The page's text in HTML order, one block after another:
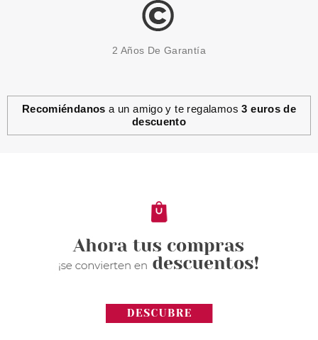
2 Años De Garantía
Recomiéndanos a un amigo y te regalamos3 euros de
descuento